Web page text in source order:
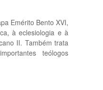
Emérito Bento XVI,
à eclesiologia e à
II. Também trata
teólogos